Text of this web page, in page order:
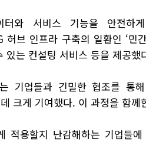
터와 서비스 기능을 안전하
허브 인프라 구축의 일환인 ‘민
있는 컨설팅 서비스 등을 제공했
기업들과 긴밀한 협조를 통
크게 기여했다. 이 과정을 함
적용할지 난감해하는 기업들